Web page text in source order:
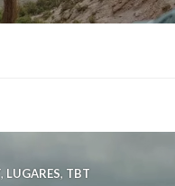
, LUGARES, TBT